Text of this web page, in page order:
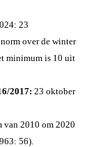
23
over de winter
minimum is 10 uit
2017: 23 oktober
van 2010 om 2020
56).